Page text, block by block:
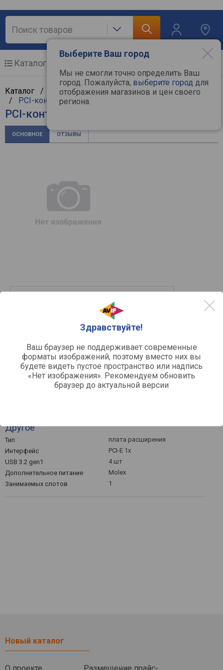
Выберите Ваш город
Мы не смогли точно определить Ваш
город. Пожалуйста, выберите город для
отображения магазинов и цен своего
региона.
Здравствуйте!
Ваш браузер не поддерживает современные
форматы изображений, поэтому вместо них вы
будете видеть пустое пространство или надпись
«Нет изображения». Рекомендуем обновить
браузер до актуальной версии
Каталог
Каталог / Компьютерная техника/ Комплектующие
/ PCI-контроллеры/
PCI-контроллер Orico PVU3-4P
ОСНОВНОЕ ОТЗЫВЫ
в сравнение
Другое
Тип
плата расширения
Интерфейс
PCI-E 1x
USB 3.2 gen1
4 шт
Дополнительное питание
Molex
Занимаемых слотов
1
Новый каталог